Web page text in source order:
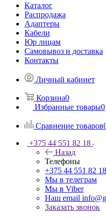
Каталог
Распродажа
Адаптеры
Кабели
Юр лицам
Самовывоз и доставка
Контакты
Личный кабинет
Корзина0
Избранные товары0
Сравнение товаров
+375 44 551 82 18
Назад
Телефоны
+375 44 551 82 18
Мы в телеграм
Мы в Viber
Наш email
Заказать звонок